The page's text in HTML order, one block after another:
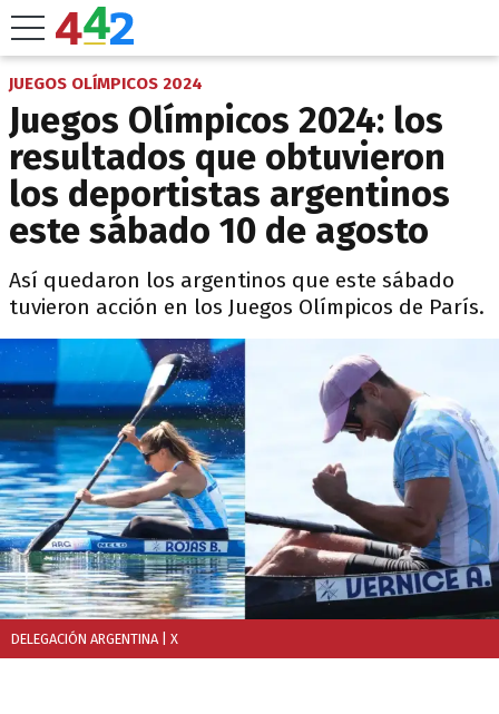
JUEGOS OLÍMPICOS 2024
Juegos Olímpicos 2024: los
resultados que obtuvieron
los deportistas argentinos
este sábado 10 de agosto
Así quedaron los argentinos que este sábado
tuvieron acción en los Juegos Olímpicos de París.
DELEGACIÓN ARGENTINA | X